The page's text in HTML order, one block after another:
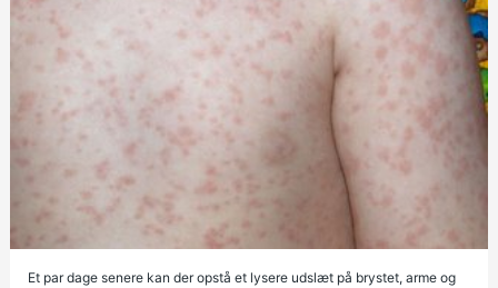
Et par dage senere kan der opstå et lysere udslæt på brystet, arme og